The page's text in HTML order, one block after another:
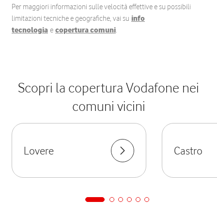
Per maggiori informazioni sulle velocità effettive e su possibili
limitazioni tecniche e geografiche, vai su info
tecnologia e copertura comuni.
Scopri la copertura Vodafone nei
comuni vicini
Lovere Castro